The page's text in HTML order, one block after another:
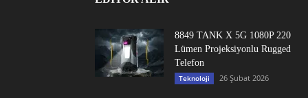
8849 TANK X 5G 1080P 220
Lümen Projeksiyonlu Rugged
Telefon
Teknoloji 26 Şubat 2026